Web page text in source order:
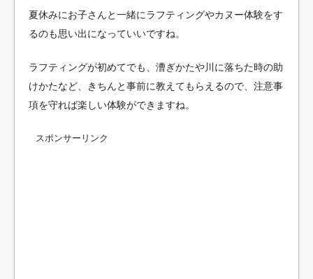
夏休みにお子さんと一緒にラフティングやカヌー体験をす
るのも思い出になっていいですね。
ラフティングが初めてでも、漕ぎかたや川に落ちた時の助
けかたなど、きちんと事前に教えてもらえるので、注意事
項を守れば楽しい体験ができますね。
スポンサーリンク